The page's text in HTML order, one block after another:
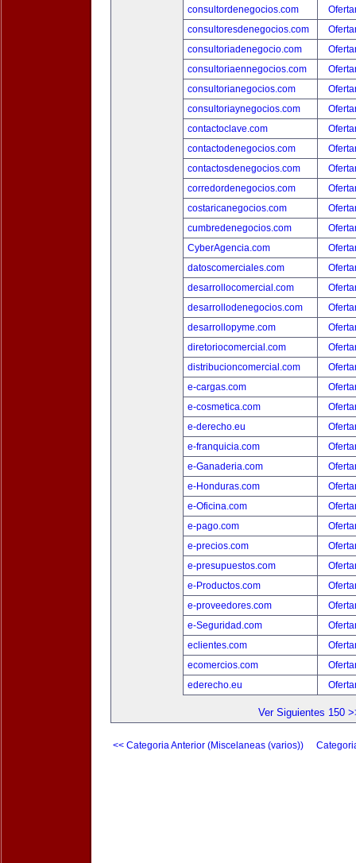
consultordenegocios.com
consultoresdenegocios.com
consultoriadenegocio.com
consultoriaennegocios.com
consultorianegocios.com
consultoriaynegocios.com
contactoclave.com
contactodenegocios.com
contactosdenegocios.com
corredordenegocios.com
costaricanegocios.com
cumbredenegocios.com
CyberAgencia.com
datoscomerciales.com
desarrollocomercial.com
desarrollodenegocios.com
desarrollopyme.com
diretoriocomercial.com
distribucioncomercial.com
e-cargas.com
e-cosmetica.com
e-derecho.eu
e-franquicia.com
e-Ganaderia.com
e-Honduras.com
e-Oficina.com
e-pago.com
e-precios.com
e-presupuestos.com
e-Productos.com
e-proveedores.com
e-Seguridad.com
eclientes.com
ecomercios.com
ederecho.eu
Ver Siguientes 150
<< Categoria Anterior (Miscelaneas (varios))